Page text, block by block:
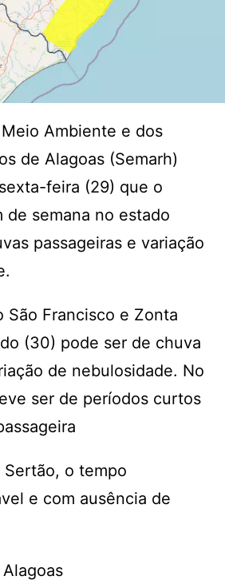
Ambiente e dos
de Alagoas (Semarh)
feira (29) que o
semana no estado
passageiras e variação
São Francisco e Zonta
(30) pode ser de chuva
de nebulosidade. No
ser de períodos curtos
o tempo
e com ausência de